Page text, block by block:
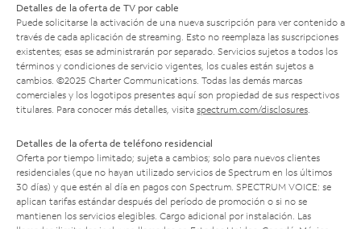
Detalles de la oferta de TV por cable
Puede solicitarse la activación de una nueva suscripción para ver contenido a
través de cada aplicación de streaming. Esto no reemplaza las suscripciones
existentes; esas se administrarán por separado. Servicios sujetos a todos los
términos y condiciones de servicio vigentes, los cuales están sujetos a
cambios. ©2025 Charter Communications. Todas las demás marcas
comerciales y los logotipos presentes aquí son propiedad de sus respectivos
titulares. Para conocer más detalles, visita spectrum.com/disclosures
Detalles de la oferta de teléfono residencial
Oferta por tiempo limitado; sujeta a cambios; solo para nuevos clientes
residenciales (que no hayan utilizado servicios de Spectrum en los últimos
30 días) y que estén al día en pagos con Spectrum. SPECTRUM VOICE: se
aplican tarifas estándar después del período de promoción o si no se
mantienen los servicios elegibles. Cargo adicional por instalación. Las